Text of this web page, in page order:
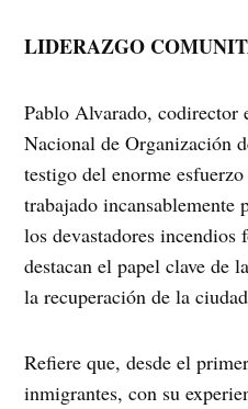
LIDERAZGO
Pablo Alvarado,
Nacional de Organización
testigo del enorme
trabajado incansablemente
los devastadores incendios
destacan el papel clave de
la recuperación de la
Refiere que, desde el
inmigrantes, con su